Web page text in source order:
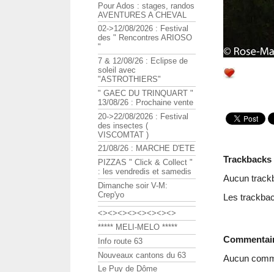
Trackbacks
Aucun
Les
Aucun
Pour Ados : stages, randos
AVENTURES A CHEVAL
02->12/08/2026 : Festival
des " Rencontres ARIOSO
"
7 & 12/08/26 : Eclipse de
soleil avec
"ASTROTHIERS"
" GAEC DU TRINQUART "
13/08/26 : Prochaine vente
20->22/08/2026 : Festival
des insectes (
VISCOMTAT )
21/08/26 : MARCHE D'ETE
PIZZAS " Click & Collect "
: les vendredis et samedis
Dimanche soir V-M:
Crep'yo
<><><><><><><><>
***** MELI-MELO *****
Info route 63
Nouveaux cantons du 63
Le Puy de Dôme